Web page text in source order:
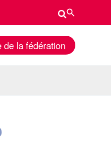
Rechercher
de la fédération